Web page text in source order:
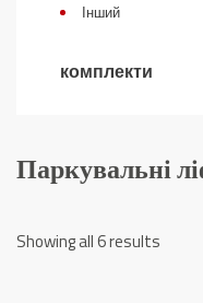
Інший
комплекти
Паркувальні
Showing all 6 results